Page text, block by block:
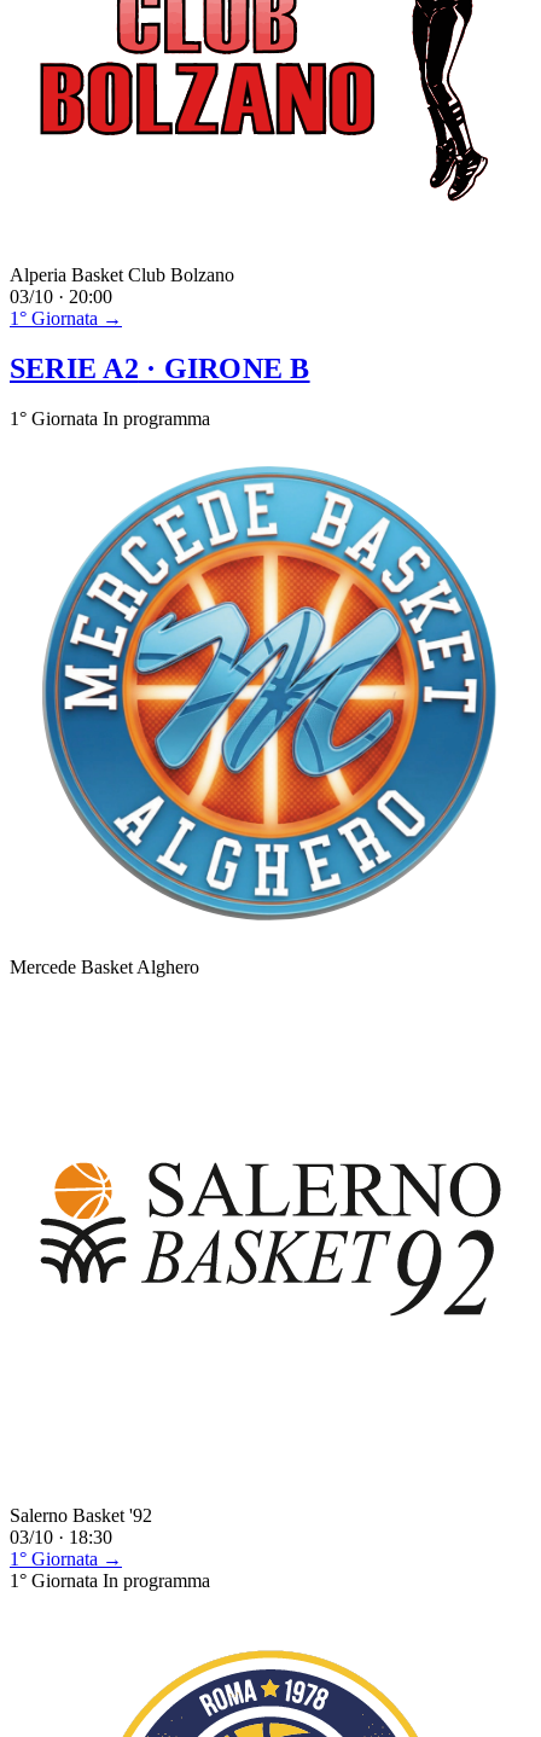
Alperia Basket Club Bolzano
03/10 · 20:00
1° Giornata →
SERIE A2 · GIRONE B
1° Giornata In programma
Mercede Basket Alghero
Salerno Basket '92
03/10 · 18:30
1° Giornata →
1° Giornata In programma